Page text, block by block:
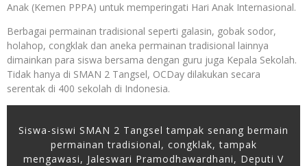
Anak (Kemen PPPA) untuk memperingati Hari Anak Internasional.
Berbagai permainan tradisional seperti galasin, gobak sodor,
holahop, congklak dan aneka permainan tradisional lainnya
dimainkan para siswa bersama dengan guru juga Kepala Sekolah.
Tidak hanya di SMAN 2 Tangsel, OCDay dilakukan secara
serentak di 400 sekolah di Indonesia.
Siswa-siswi SMAN 2 Tangsel tampak senang bermain
permainan tradisional, congklak, tampak
mengawasi, Jaleswari Pramodhawardhani, Deputi V